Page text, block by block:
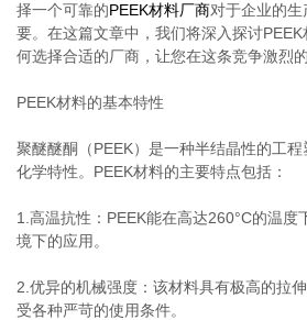
择一个可靠的PEEK材料厂商对于企业的
要。在这篇文章中，我们将深入探讨
何选择合适的厂商，让您在这条竞争激烈
PEEK材料的基本特性
聚醚醚酮（PEEK）是一种半结晶性的工
化学特性。PEEK材料的主要特点包括：
1.高温抗性：PEEK能在高达260°C的温度
境下的应用。
2.优异的机械强度：该材料具有极高的拉
受各种严苛的使用条件。